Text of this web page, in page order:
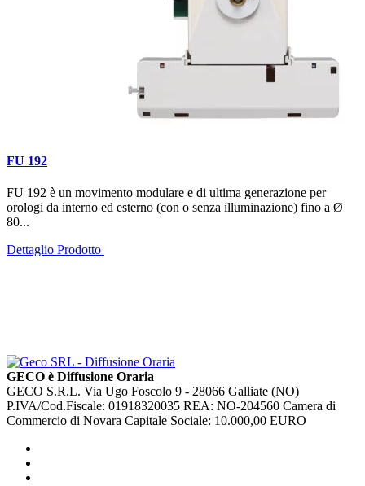
FU 192
FU 192 è un movimento modulare e di ultima generazione per
orologi da interno ed esterno (con o senza illuminazione) fino a Ø
80...
Dettaglio Prodotto
GECO è Diffusione Oraria
GECO S.R.L. Via Ugo Foscolo 9 - 28066 Galliate (NO)
P.IVA/Cod.Fiscale: 01918320035 REA: NO-204560 Camera di
Commercio di Novara Capitale Sociale: 10.000,00 EURO